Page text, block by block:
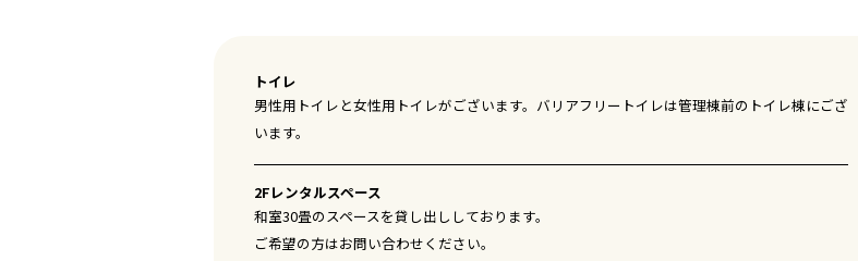
トイレ
男性用トイレと女性用トイレがございます。バリアフリートイレは管理棟前のトイレ棟にござ
います。
2Fレンタルスペース
和室30畳のスペースを貸し出ししております。
ご希望の方はお問い合わせください。